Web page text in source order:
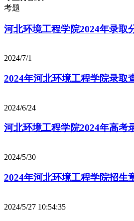
考题
河北环境工程学院2024年录取
2024/7/1
2024年河北环境工程学院录取
2024/6/24
河北环境工程学院2024年高考
2024/5/30
2024年河北环境工程学院招生
2024/5/27 10:54:35